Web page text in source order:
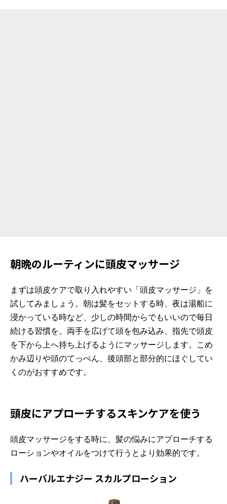
朝晩のルーティンに頭皮マッサージ
まずは頭皮ケアで取り入れやすい「頭皮マッサージ」を
試してみましょう。朝は髪をセットする時、夜は湯船に
浸かっている時など、少しの時間からでもいいので毎日
続ける習慣を。両手を広げて頭を包み込み、指先で頭皮
を下から上へ持ち上げるようにマッサージします。こめ
かみ辺りや頭のてっぺん、後頭部と部分的にほぐしてい
くのがおすすめです。
頭皮にアプローチするスキンケアを使う
頭皮マッサージをする時に、髪の悩みにアプローチする
ローションやオイルをつけて行うとより効果的です。
ハーバルエナジー スカルプローション